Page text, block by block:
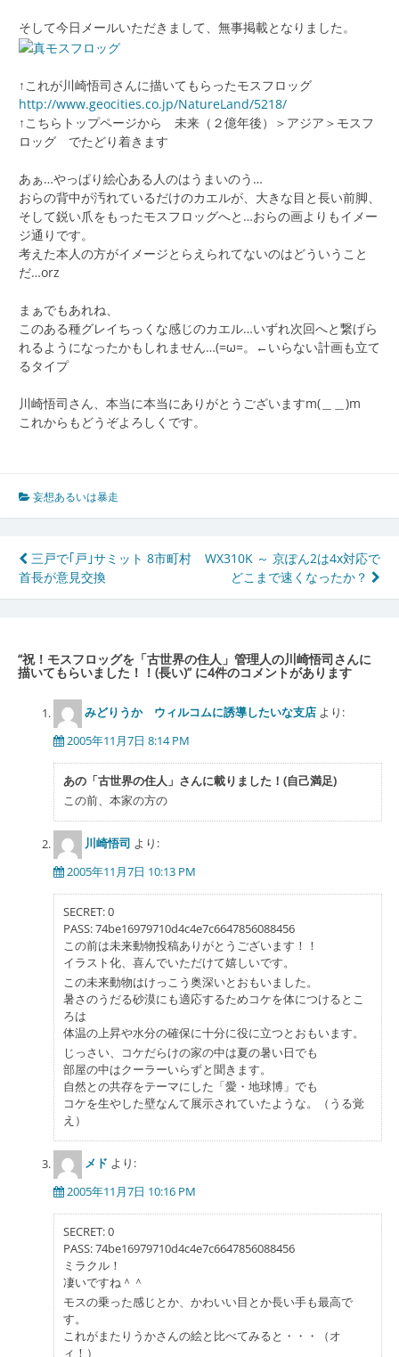
そして今日メールいただきまして、無事掲載となりました。
↑これが川崎悟司さんに描いてもらったモスフロッグ
http://www.geocities.co.jp/NatureLand/5218/
↑こちらトップページから 未来（２億年後）＞アジア＞モスフ
ロッグ でたどり着きます
あぁ…やっぱり絵心ある人のはうまいのう…
おらの背中が汚れているだけのカエルが、大きな目と長い前脚、
そして鋭い爪をもったモスフロッグへと…おらの画よりもイメー
ジ通りです。
考えた本人の方がイメージとらえられてないのはどういうこと
だ…orz
まぁでもあれね、
このある種グレイちっくな感じのカエル…いずれ次回へと繋げら
れるようになったかもしれません…(=ω=。←いらない計画も立て
るタイプ
川崎悟司さん、本当に本当にありがとうございますm(＿＿)m
これからもどうぞよろしくです。
妄想あるいは暴走
投
稿
ビ
ゲ
ー
三戸で｢戸｣サミット 8市町村
首長が意見交換
WX310K ～ 京ぽん2は4x対応で
どこまで速くなったか？
“祝！モスフロッグを「古世界の住人」管理人の川崎悟司さんに
描いてもらいました！！(長い)” に4件のコメントがあります
みどりうか ウィルコムに誘導したいな支店 より:
2005年11月7日 8:14 PM
あの「古世界の住人」さんに載りました！(自己満足)
この前、本家の方の
川崎悟司 より:
2005年11月7日 10:13 PM
SECRET: 0
PASS: 74be16979710d4c4e7c6647856088456
この前は未来動物投稿ありがとうございます！！
イラスト化、喜んでいただけて嬉しいです。
この未来動物はけっこう奥深いとおもいました。
暑さのうだる砂漠にも適応するためコケを体につけるとこ
ろは
体温の上昇や水分の確保に十分に役に立つとおもいます。
じっさい、コケだらけの家の中は夏の暑い日でも
部屋の中はクーラーいらずと聞きます。
自然との共存をテーマにした「愛・地球博」でも
コケを生やした壁なんて展示されていたような。（うる覚
え）
メド より:
2005年11月7日 10:16 PM
SECRET: 0
PASS: 74be16979710d4c4e7c6647856088456
ミラクル！
凄いですね＾＾
モスの乗った感じとか、かわいい目とか長い手も最高で
す。
これがまたりうかさんの絵と比べてみると・・・（オ
ィ！）